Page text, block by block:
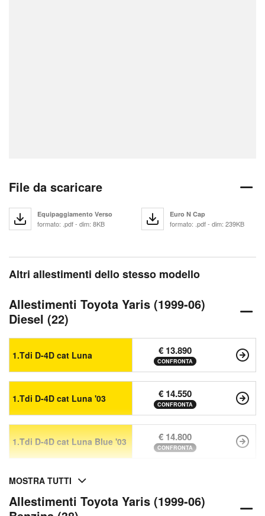
File da scaricare
Equipaggiamento Verso
formato: .pdf - dim: 8KB
Euro N Cap
formato: .pdf - dim: 239KB
Altri allestimenti dello stesso modello
Allestimenti Toyota Yaris (1999-06)
Diesel (22)
1.Tdi D-4D cat Luna € 13.890
CONFRONTA
1.Tdi D-4D cat Luna '03 € 14.550
CONFRONTA
1.Tdi D-4D cat Luna Blue '03 € 14.800
CONFRONTA
MOSTRA TUTTI
Allestimenti Toyota Yaris (1999-06)